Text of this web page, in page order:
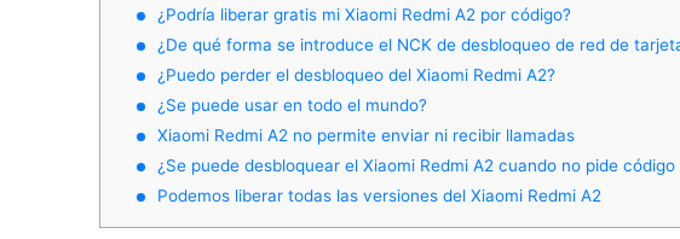
¿Podría liberar gratis mi Xiaomi Redmi A2 por código?
¿De qué forma se introduce el NCK de desbloqueo de red de
¿Puedo perder el desbloqueo del Xiaomi Redmi A2?
¿Se puede usar en todo el mundo?
Xiaomi Redmi A2 no permite enviar ni recibir llamadas
¿Se puede desbloquear el Xiaomi Redmi A2 cuando no pide
Podemos liberar todas las versiones del Xiaomi Redmi A2